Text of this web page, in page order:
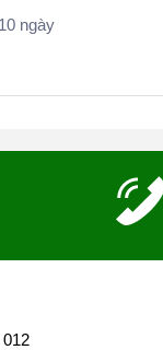
ngày
012